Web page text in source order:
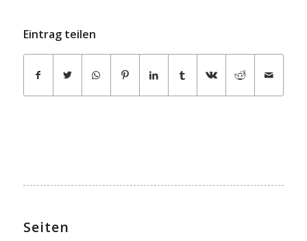
Eintrag teilen
Seiten